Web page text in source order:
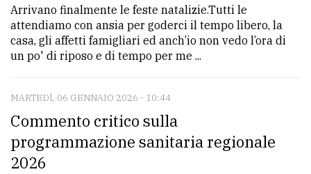
Arrivano finalmente le feste natalizie.Tutti le
attendiamo con ansia per goderci il tempo libero, la
casa, gli affetti famigliari ed anch’io non vedo l’ora di
un po' di riposo e di tempo per me ...
MARTEDÌ, 06 GENNAIO 2026 - 10:44
Commento critico sulla
programmazione sanitaria regionale
2026